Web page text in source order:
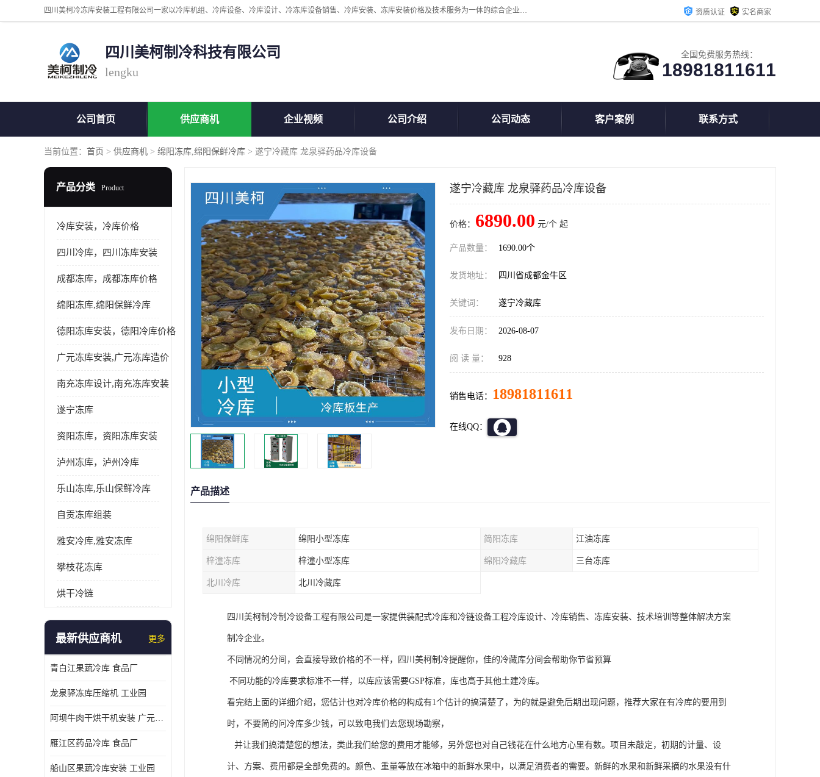
四川美柯冷冻库安装工程有限公司一家以冷库机组、冷库设备、冷库设计、冷冻库设备销售、冷库安装、冻库安装价格及技术服务为一体的综合企业，咨询热线：同等设备材料优惠10% 。公司各种类型安装组合式冷库、冷冻库、冷藏库、气调保鲜库、并提供成套设备供应、安装与调试、维护与维修、技术咨询、操作维修人员技术培训等 资质认证 实名商家
四川美柯制冷科技有限公司
lengku
全国免费服务热线：
18981811611
公司首页 供应商机 企业视频 公司介绍 公司动态 客户案例 联系方式
当前位置： 首页 > 供应商机 > 绵阳冻库,绵阳保鲜冷库 > 遂宁冷藏库 龙泉驿药品冷库设备
产品分类 Product
冷库安装，冷库价格
四川冷库，四川冻库安装
成都冻库，成都冻库价格
绵阳冻库,绵阳保鲜冷库
德阳冻库安装，德阳冷库价格
广元冻库安装,广元冻库造价
南充冻库设计,南充冻库安装
遂宁冻库
资阳冻库，资阳冻库安装
泸州冻库，泸州冷库
乐山冻库,乐山保鲜冷库
自贡冻库组装
雅安冷库,雅安冻库
攀枝花冻库
烘干冷链
最新供应商机 更多
青白江果蔬冷库 食品厂
龙泉驿冻库压缩机 工业园
阿坝牛肉干烘干机安装 广元牛肉干烘干机 安装造价
雁江区药品冷库 食品厂
船山区果蔬冷库安装 工业园
遂宁冷藏库 龙泉驿药品冷库设备
价格： 6890.00 元/个 起
产品数量： 1690.00个
发货地址： 四川省成都金牛区
关键词： 遂宁冷藏库
发布日期： 2026-08-07
阅 读 量： 928
销售电话： 18981811611
在线QQ：
产品描述
绵阳保鲜库 绵阳小型冻库 简阳冻库 江油冻库
梓潼冻库 梓潼小型冻库 绵阳冷藏库 三台冻库
北川冷库 北川冷藏库
四川美柯制冷制冷设备工程有限公司是一家提供装配式冷库和冷链设备工程冷库设计、冷库销售、冻库安装、技术培训等整体解决方案
制冷企业。
不同情况的分间，会直接导致价格的不一样，四川美柯制冷提醒你，佳的冷藏库分间会帮助你节省预算
不同功能的冷库要求标准不一样，以库应该需要GSP标准，库也高于其他土建冷库。
看完结上面的详细介绍，您估计也对冷库价格的构成有1个估计的搞清楚了，为的就是避免后期出现问题，推荐大家在有冷库的要用到
时，不要简的问冷库多少钱，可以致电我们去您现场勘察，
并让我们搞清楚您的想法，类此我们给您的费用才能够，另外您也对自己钱花在什么地方心里有数。项目未敲定，初期的计量、设
计、方案、费用都是全部免费的。颜色、重量等放在冰箱中的新鲜水果中，以满足消费者的需要。新鲜的水果和新鲜采摘的水果没有什